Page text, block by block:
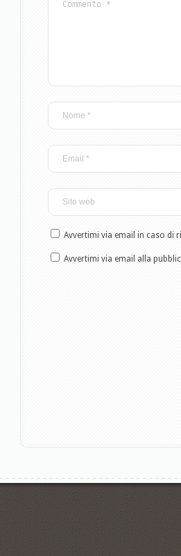
Avvertimi via email in caso di
Avvertimi via email alla